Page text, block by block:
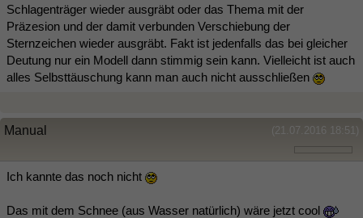
Schlagenträger wieder ausgräbt oder das Thema mit der
Präzesion und der damit verbunden Verschiebung der
Sternzeichen wieder ausgräbt. Fakt ist jedenfalls das bei gleicher
Deutung nur ein Modell dann stimmig sein kann. Vielleicht ist auch
alles Selbsttäuschung kann man auch nicht ausschließen
(21.07.2016 18:51)
Manual
Ich kannte das noch nicht
Das mit dem Schnee (aus Wasser natürlich) wäre jetzt cool